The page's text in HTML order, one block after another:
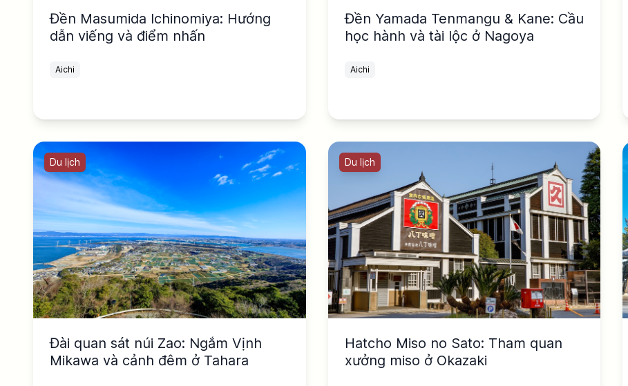
Đền Masumida Ichinomiya: Hướng
dẫn viếng và điểm nhấn
Aichi
Đền Yamada Tenmangu & Kane: Cầu
học hành và tài lộc ở Nagoya
Aichi
Du lịch
Đài quan sát núi Zao: Ngắm Vịnh
Mikawa và cảnh đêm ở Tahara
Du lịch
Hatcho Miso no Sato: Tham quan
xưởng miso ở Okazaki